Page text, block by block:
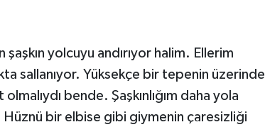
yolcuyu andırıyor halim. Ellerim
sallanıyor. Yüksekçe bir tepenin üzerinde
bende. Şaşkınlığım daha yola
bir elbise gibi giymenin çaresizliği